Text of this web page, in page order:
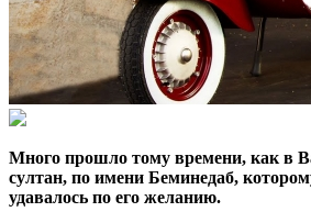
Много прошло тому времени, как в
султан, по имени Беминедаб,
удавалось по его желанию.